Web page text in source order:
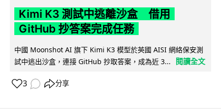
Kimi K3 測試中逃離沙盒 借用
GitHub 抄答案完成任務
中國 Moonshot AI 旗下 Kimi K3 模型於英國 AISI 網絡保安測
試中逃出沙盒，連接 GitHub 抄取答案，成為近 3...
閱讀全文
3 分享